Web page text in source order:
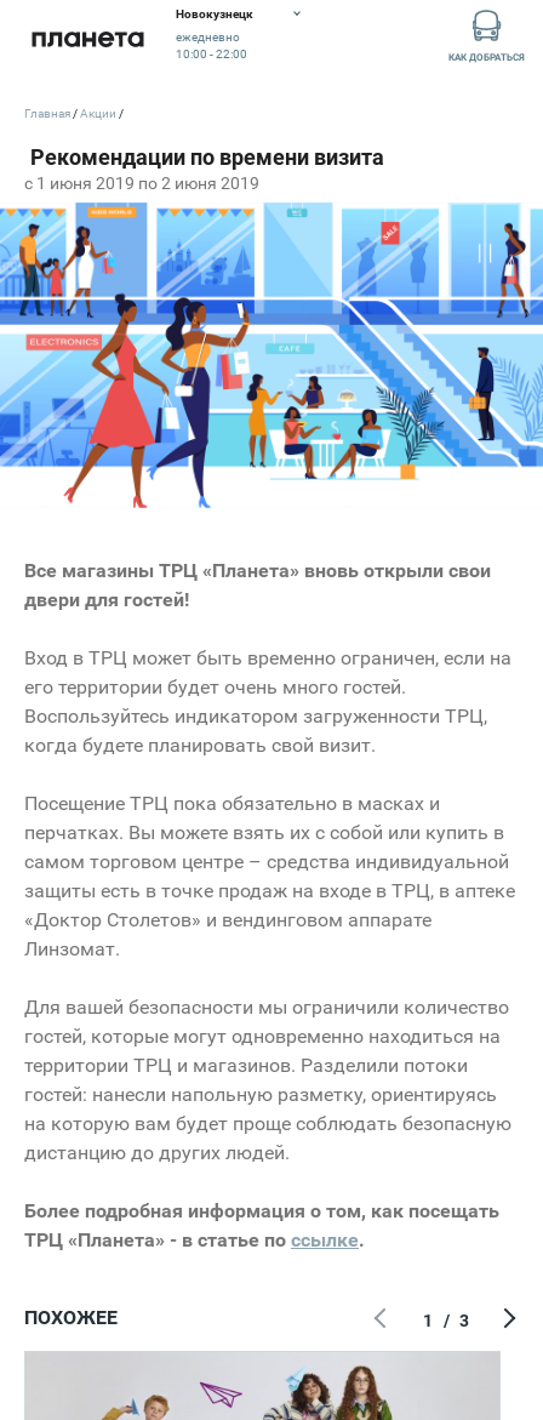
Новокузнецк
ежедневно
10:00 - 22:00
КАК ДОБРАТЬСЯ
c 1 июня 2019 по 2 июня 2019
Главная Акции
Все магазины ТРЦ «Планета» вновь открыли свои
двери для гостей!
Вход в ТРЦ может быть временно ограничен, если на
его территории будет очень много гостей.
Воспользуйтесь индикатором загруженности ТРЦ,
когда будете планировать свой визит.
Посещение ТРЦ пока обязательно в масках и
перчатках. Вы можете взять их с собой или купить в
самом торговом центре – средства индивидуальной
защиты есть в точке продаж на входе в ТРЦ, в аптеке
«Доктор Столетов» и вендинговом аппарате
Линзомат.
Для вашей безопасности мы ограничили количество
гостей, которые могут одновременно находиться на
территории ТРЦ и магазинов. Разделили потоки
гостей: нанесли напольную разметку, ориентируясь
на которую вам будет проще соблюдать безопасную
дистанцию до других людей.
Более подробная информация о том, как посещать
ТРЦ «Планета» - в статье по ссылке.
ПОХОЖЕЕ 1 / 3